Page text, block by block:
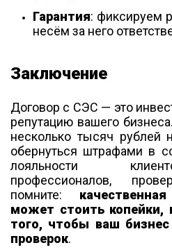
Гарантия: фиксируем
несём за него
Заключение
Договор с СЭС — это
репутацию вашего
несколько тысяч рублей
обернуться штрафами в
лояльности
профессионалов,
помните:
может стоить копейки,
того, чтобы ваш
проверок.